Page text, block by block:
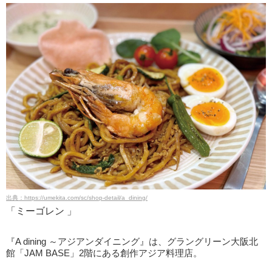
出典：https://umekita.com/sc/shop-detail/a_dining/
「ミーゴレン 」
『A dining ～アジアンダイニング』は、グラングリーン大阪北
館「JAM BASE」2階にある創作アジア料理店。